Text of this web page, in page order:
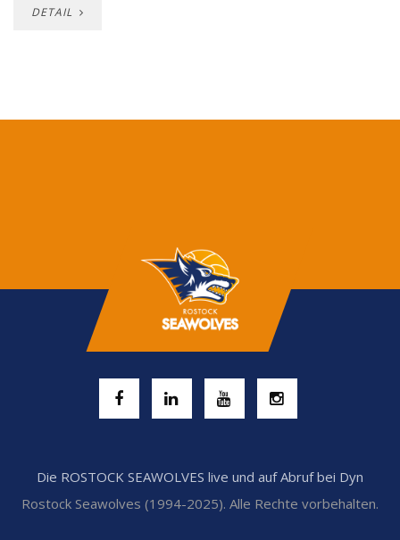
DETAIL
Die ROSTOCK SEAWOLVES live und auf Abruf bei Dyn
Rostock Seawolves (1994-2025). Alle Rechte vorbehalten.